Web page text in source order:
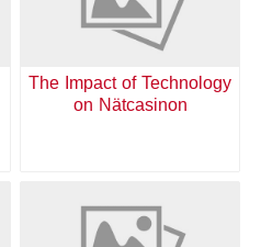
The Impact of Technology
on Nätcasinon